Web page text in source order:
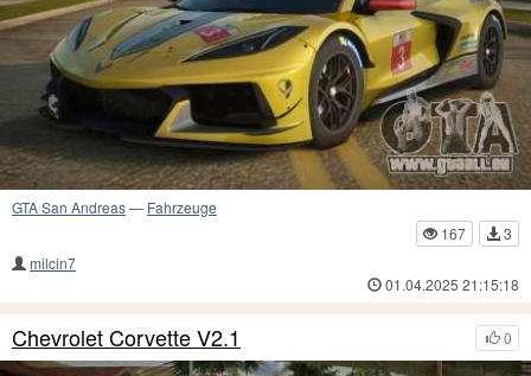
GTA San Andreas— Fahrzeuge
167
3
milcin7
01.04.2025 21:15:18
0
Chevrolet Corvette V2.1